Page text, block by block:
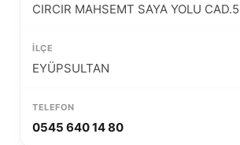
CIRCIR MAHSEMT SAYA YOLU
EYÜPSULTAN
0545 640 14 80